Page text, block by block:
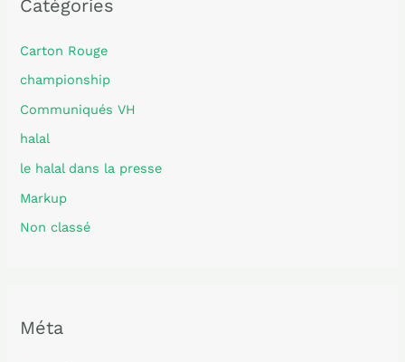
Catégories
Carton Rouge
championship
Communiqués VH
halal
le halal dans la presse
Markup
Non classé
Méta